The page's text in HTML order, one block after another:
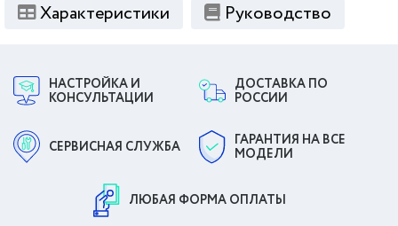
Характеристики
Руководство
НАСТРОЙКА И
КОНСУЛЬТАЦИИ
ДОСТАВКА ПО
РОССИИ
СЕРВИСНАЯ СЛУЖБА
ГАРАНТИЯ НА ВСЕ
МОДЕЛИ
ЛЮБАЯ ФОРМА ОПЛАТЫ